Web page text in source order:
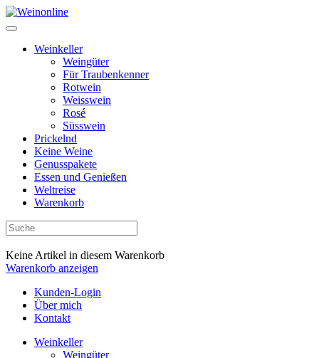
Weinkeller
Weingüter
Für Traubenkenner
Rotwein
Weisswein
Rosé
Süsswein
Prickelnd
Keine Weine
Genusspakete
Essen und Genießen
Weltreise
Warenkorb
Keine Artikel in diesem Warenkorb
Warenkorb anzeigen
Kunden-Login
Über mich
Kontakt
Weinkeller
Weingüter